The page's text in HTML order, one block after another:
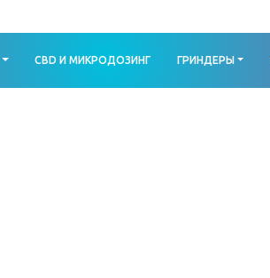
CBD И МИКРОДОЗИНГ ГРИНДЕРЫ